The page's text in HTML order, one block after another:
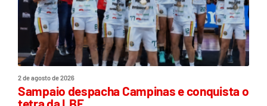
2 de agosto de 2026
Sampaio despacha Campinas e conquista o